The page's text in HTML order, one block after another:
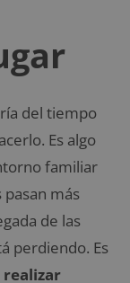
del tiempo
Es algo
familiar
más
de las
perdiendo. Es